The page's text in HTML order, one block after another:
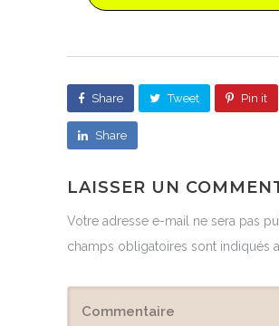
Share Tweet Pin it
Share
LAISSER UN
Votre adresse e-mail ne sera pas
champs obligatoires sont indiqués